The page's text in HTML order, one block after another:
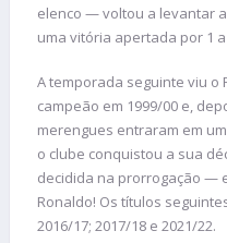
elenco — voltou a levantar
uma vitória apertada por 1
A temporada seguinte viu o
campeão em 1999/00 e,
merengues entraram em
o clube conquistou a sua
decidida na prorrogação —
Ronaldo! Os títulos
2016/17; 2017/18 e 2021/22.